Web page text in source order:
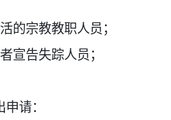
的宗教教职人员；
宣告失踪人员；
请：